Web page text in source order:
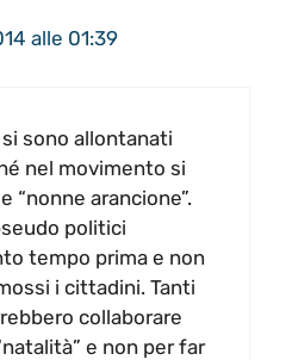
alle 01:39
sono allontanati
nel movimento si
“nonne arancione”.
politici
tempo prima e non
i cittadini. Tanti
collaborare
e non per far